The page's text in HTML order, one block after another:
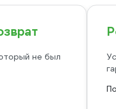
не был